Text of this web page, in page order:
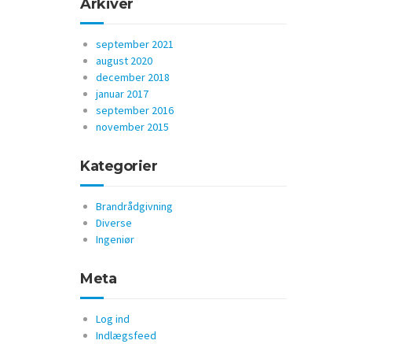
Arkiver
september 2021
august 2020
december 2018
januar 2017
september 2016
november 2015
Kategorier
Brandrådgivning
Diverse
Ingeniør
Meta
Log ind
Indlægsfeed